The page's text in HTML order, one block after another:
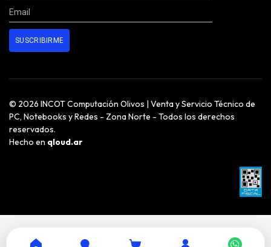
© 2026 INCOT Computación Olivos | Venta y Servicio Técnico de
PC, Notebooks y Redes - Zona Norte - Todos los derechos
reservados.
Hecho en qloud.ar